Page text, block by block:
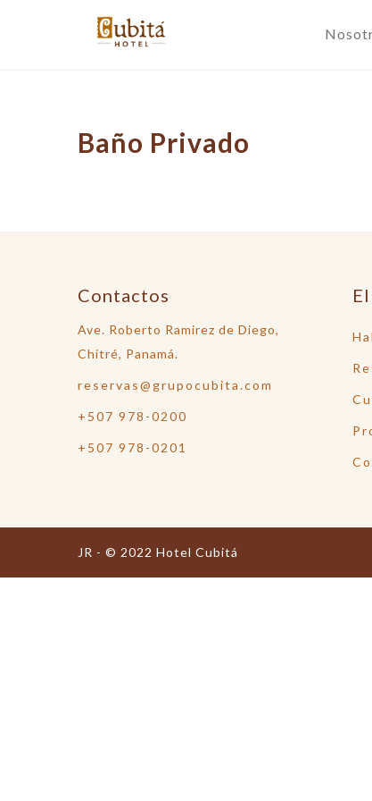
Baño Privado
Contactos
Ave. Roberto Ramirez de Diego,
Chitré, Panamá.
reservas@grupocubita.com
+507 978-0200
+507 978-0201
JR - © 2022 Hotel Cubitá